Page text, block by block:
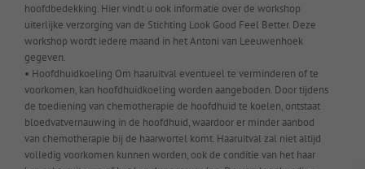
hoofdbedekking. Hier vindt u ook informatie over de workshop
uiterlijke verzorging van de Stichting Look Good Feel Better. Deze
workshop wordt iedere maand in het Antoni van Leeuwenhoek
gegeven.
• Hoofdhuidkoeling Om haaruitval eventueel te verminderen of te
voorkomen, kan hoofdhuidkoeling worden aangeboden. Door tijdens
de toediening van chemotherapie de hoofdhuid te koelen, ontstaat
bloedvatvernauwing in de hoofdhuid, waardoor er minder aanbod
van chemotherapie bij de haarwortel komt. Haaruitval zal niet altijd
volledig voorkomen kunnen worden, ook de conditie van het haar